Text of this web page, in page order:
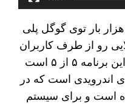
بار توی گوگل پلی
رو از طرف کاربران
دریافت کرده است که امتیاز این برنامه ۵ از ۵ است
اندرویدی است که در
است و برای سیستم